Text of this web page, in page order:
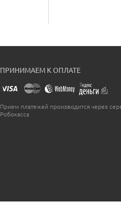
ПРИНИМАЕМ К ОПЛАТЕ
Прием платежей производится через
Робокасса